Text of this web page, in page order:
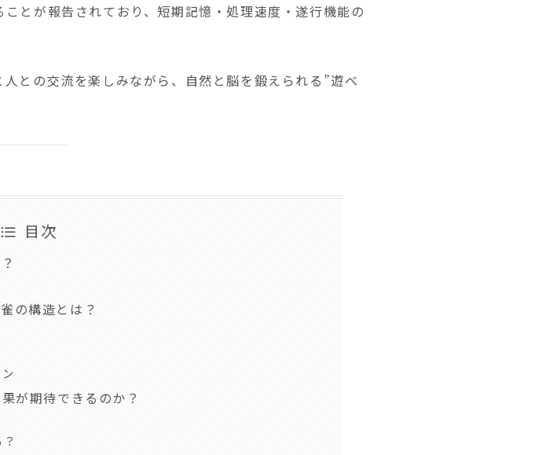
とが報告されており、短期記憶・処理速度・遂行機能の
との交流を楽しみながら、自然と脳を鍛えられる”遊べ
目次
の構造とは？
が期待できるのか？